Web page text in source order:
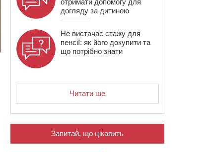
отримати допомогу для
догляду за дитиною
Не вистачає стажу для
пенсії: як його докупити та
що потрібно знати
Читати ще
Запитай, що цікавить